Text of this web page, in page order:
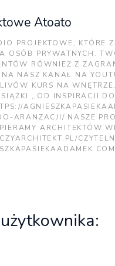
Atoato
PROJEKTOWE, KTÓRE
OSÓB PRYWATNYCH.
RÓWNIEŻ Z
NA NASZ KANAŁ NA
KURS NA
,,OD INSPIRACJI
ARANZACJI/ NASZE
ARCHITEKTÓW